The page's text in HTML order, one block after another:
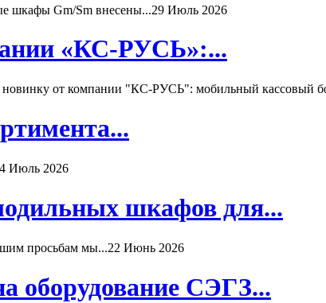
шкафы Gm/Sm внесены...29 Июль 2026
«КС-РУСЬ»:...
от компании "КС-РУСЬ": мобильный кассовый
Июль 2026
шкафов для...
просьбам мы...22 Июнь 2026
оборудование СЭГЗ...